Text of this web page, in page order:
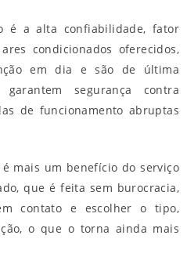
é a alta confiabilidade, fator
condicionados oferecidos,
em dia e são de última
segurança contra
de funcionamento abruptas
mais um benefício do serviço
que é feita sem burocracia,
contato e escolher o tipo,
o que o torna ainda mais